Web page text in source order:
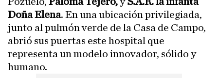
DoñaElena. En una ubicación privilegiada,
junto al pulmón verde de la Casa de Campo,
abrió sus puertas este hospital que
representa un modelo innovador, sólido y
humano.